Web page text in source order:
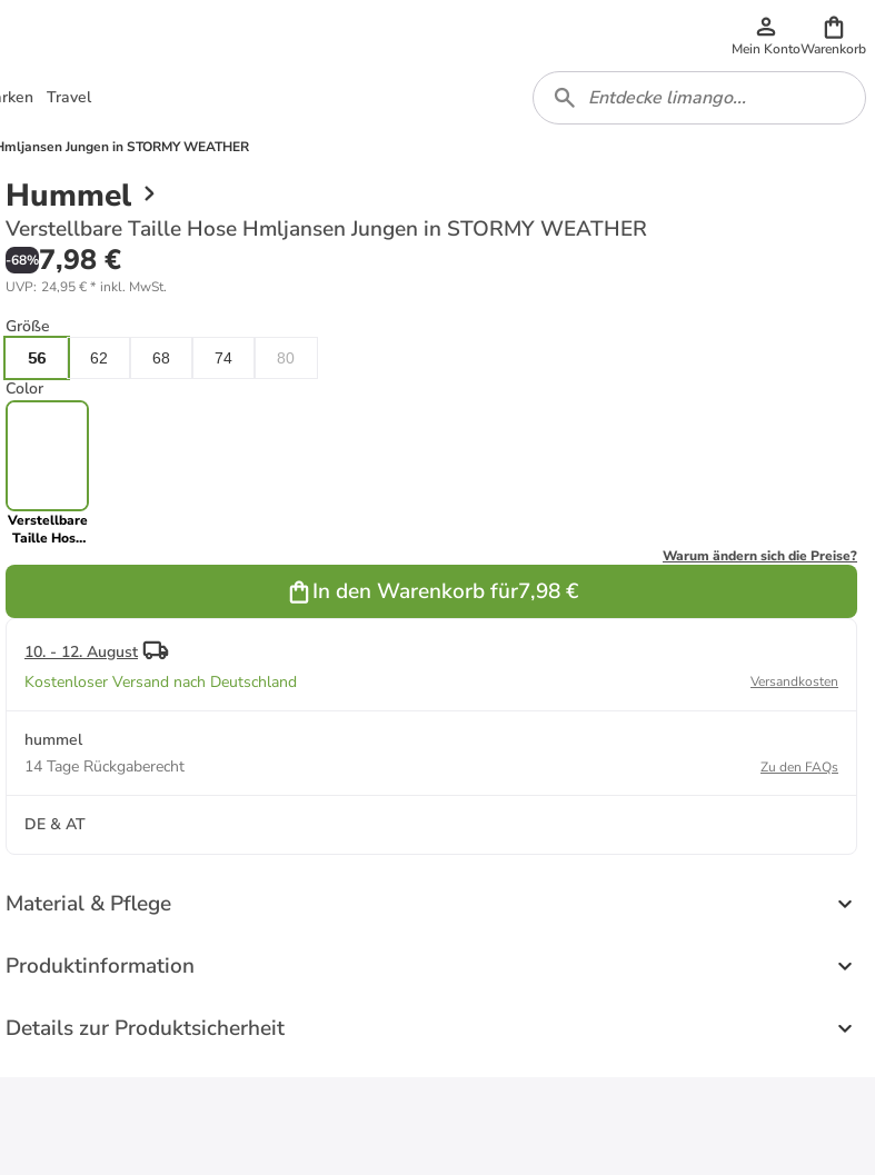
Mein KontoWarenkorb
Travel
Jungen in STORMY WEATHER
Hummel
Verstellbare Taille Hose Hmljansen Jungen in STORMY WEATHER
-68%7,98 €
UVP: 24,95 €* inkl. MwSt.
Größe
56 62 68 74 80
Color
Verstellbare
Taille Hose
Warum ändern sich die Preise?
In den Warenkorb für7,98 €
10. - 12. August
Kostenloser Versand nach Deutschland
Versandkosten
hummel
14 Tage Rückgaberecht
Zu den FAQs
DE & AT
Material & Pflege
Produktinformation
Details zur Produktsicherheit